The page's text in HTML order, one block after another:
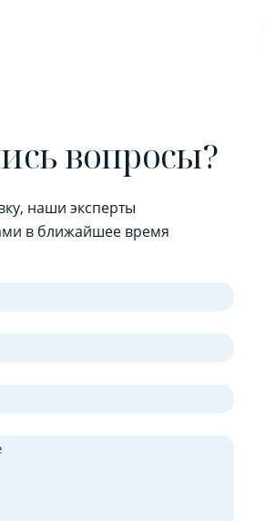
вопросы?
наши эксперты
в ближайшее время